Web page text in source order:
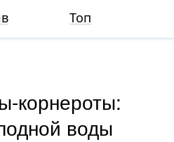
Топ
корнероты:
воды